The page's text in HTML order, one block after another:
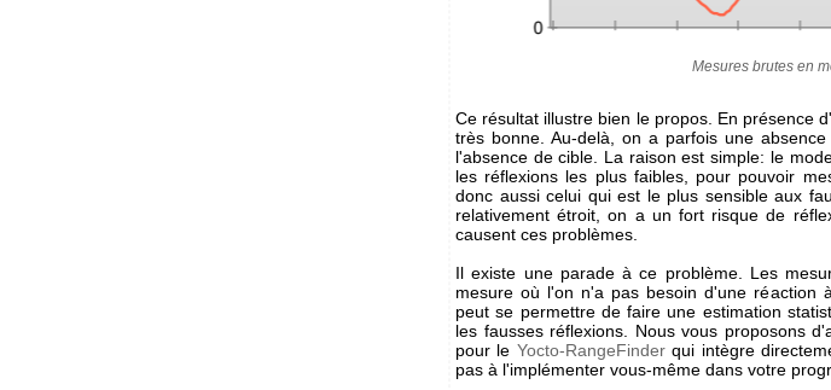
Mesures brutes en
Ce résultat illustre bien le propos. En présence
très bonne. Au-delà, on a parfois une
l'absence de cible. La raison est simple: le
les réflexions les plus faibles, pour pouvoir
donc aussi celui qui est le plus sensible aux
relativement étroit, on a un fort risque de
causent ces problèmes.
Il existe une parade à ce problème. Les
mesure où l'on n'a pas besoin d'une réaction
peut se permettre de faire une estimation
les fausses réflexions. Nous vous proposons
pour le Yocto-RangeFinderqui intègre
pas à l'implémenter vous-même dans votre